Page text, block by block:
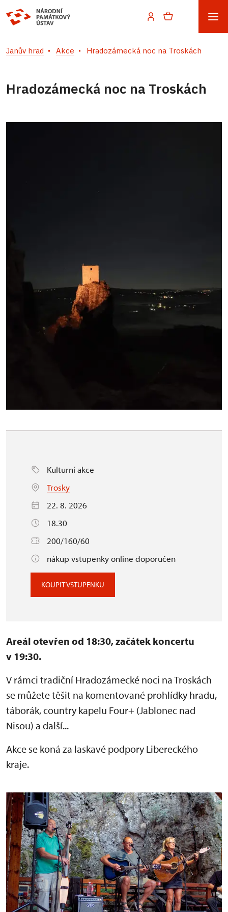
Janův hrad Akce Hradozámecká noc na Troskách
Hradozámecká noc na Troskách
Kulturní akce
Trosky
22. 8. 2026
18.30
200/160/60
nákup vstupenky online doporučen
KOUPIT VSTUPENKU
Areál otevřen od 18:30, začátek koncertu
v 19:30.
V rámci tradiční Hradozámecké noci na Troskách
se můžete těšit na komentované prohlídky hradu,
táborák, country kapelu Four+ (Jablonec nad
Nisou) a další...
Akce se koná za laskavé podpory Libereckého
kraje.